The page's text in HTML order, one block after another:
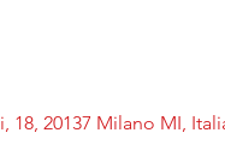
18, 20137 Milano MI,